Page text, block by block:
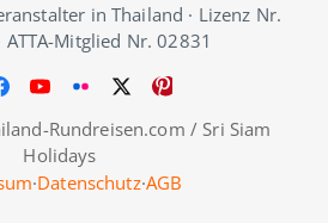
in Thailand · Lizenz Nr.
ATTA-Mitglied Nr. 02831
Rundreisen.com / Sri Siam
Holidays
·Datenschutz·AGB